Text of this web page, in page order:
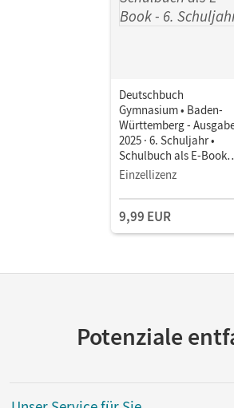
Deutschbuch
Gymnasium • Baden-
Württemberg -
2025 · 6. Schuljahr •
Schulbuch als E-Book
Mit Medien
Einzellizenz
9,99 EUR
Potenziale